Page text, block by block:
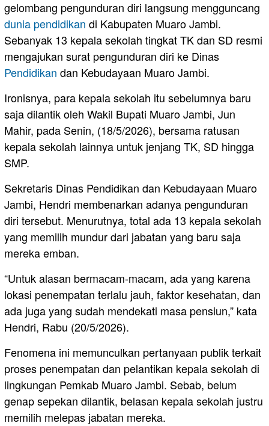
gelombang pengunduran diri langsung mengguncang
dunia pendidikan di Kabupaten Muaro Jambi.
Sebanyak 13 kepala sekolah tingkat TK dan SD resmi
mengajukan surat pengunduran diri ke Dinas
Pendidikan dan Kebudayaan Muaro Jambi.
Ironisnya, para kepala sekolah itu sebelumnya baru
saja dilantik oleh Wakil Bupati Muaro Jambi, Jun
Mahir, pada Senin, (18/5/2026), bersama ratusan
kepala sekolah lainnya untuk jenjang TK, SD hingga
SMP.
Sekretaris Dinas Pendidikan dan Kebudayaan Muaro
Jambi, Hendri membenarkan adanya pengunduran
diri tersebut. Menurutnya, total ada 13 kepala sekolah
yang memilih mundur dari jabatan yang baru saja
mereka emban.
“Untuk alasan bermacam-macam, ada yang karena
lokasi penempatan terlalu jauh, faktor kesehatan, dan
ada juga yang sudah mendekati masa pensiun,” kata
Hendri, Rabu (20/5/2026).
Fenomena ini memunculkan pertanyaan publik terkait
proses penempatan dan pelantikan kepala sekolah di
lingkungan Pemkab Muaro Jambi. Sebab, belum
genap sepekan dilantik, belasan kepala sekolah justru
memilih melepas jabatan mereka.